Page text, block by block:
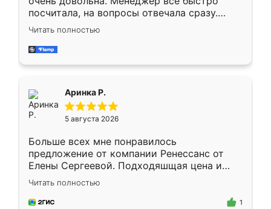
посчитала, на вопросы отвечала сразу.
Замерщик приехал в субботу, подошёл к
делу со всей ответственностью. Собрали
за день, ребята работали аккуратно, даже
Читать полностью
Аринка Р.
5 августа 2026
Больше всех мне понравилось
предложение от компании Ренессанс от
Елены Сергеевой. Подходяшщая цена и
короткие сроки изготовления. Приехавший
для замера сотрудник Владислав
предложил по моему эскизу самый
Читать полностью
1